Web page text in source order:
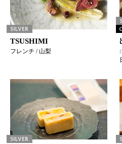
TSUSHIMI
フレンチ / 山梨